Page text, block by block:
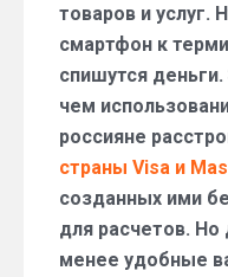
товаров и услуг.
смартфон к
спишутся
чем
россияне
страны Visa и
созданных ими
для расчетов. Но
менее удобные